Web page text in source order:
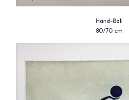
Hand-Ball
80/70 cm